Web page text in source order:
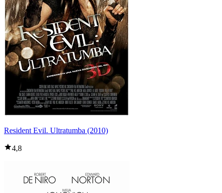
Resident Evil. Ultratumba (2010)
4,8